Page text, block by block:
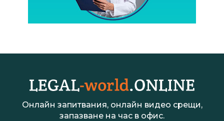
Онлайн запитвания, онлайн видео срещи,
запазване на час в офис.